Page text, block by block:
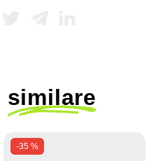
similare
-35 %